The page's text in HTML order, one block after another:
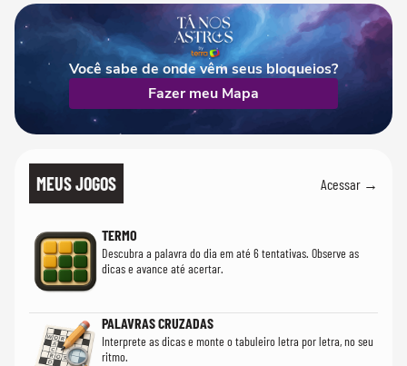
Você sabe de onde vêm seus bloqueios?
Fazer meu Mapa
MEUS JOGOS Acessar →
TERMO
Descubra a palavra do dia em até 6 tentativas. Observe as
dicas e avance até acertar.
PALAVRAS CRUZADAS
Interprete as dicas e monte o tabuleiro letra por letra, no seu
ritmo.